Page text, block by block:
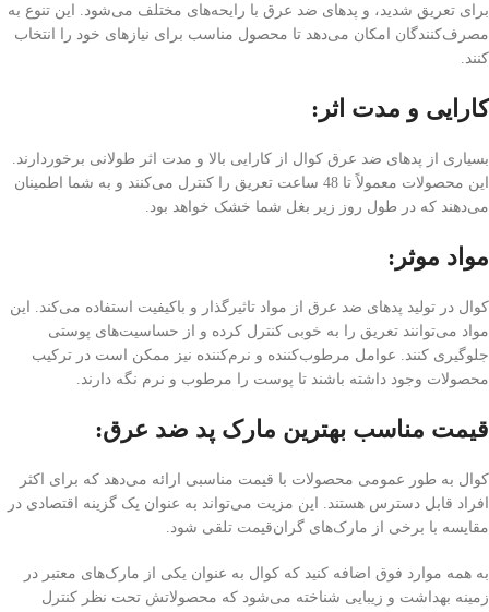
برای تعریق شدید، و پد‌های ضد عرق با رایحه‌های مختلف می‌شود. این تنوع به
مصرف‌کنندگان امکان می‌دهد تا محصول مناسب برای نیازهای خود را انتخاب
کنند.
کارایی و مدت اثر:
بسیاری از پد‌های ضد عرق کوال از کارایی بالا و مدت اثر طولانی برخوردارند.
این محصولات معمولاً تا 48 ساعت تعریق را کنترل می‌کنند و به شما اطمینان
می‌دهند که در طول روز زیر بغل شما خشک خواهد بود.
مواد موثر:
کوال در تولید پد‌های ضد عرق از مواد تاثیرگذار و باکیفیت استفاده می‌کند. این
مواد می‌توانند تعریق را به خوبی کنترل کرده و از حساسیت‌های پوستی
جلوگیری کنند. عوامل مرطوب‌کننده و نرم‌کننده نیز ممکن است در ترکیب
محصولات وجود داشته باشند تا پوست را مرطوب و نرم نگه دارند.
قیمت مناسب بهترین مارک پد ضد عرق:
کوال به طور عمومی محصولات با قیمت مناسبی ارائه می‌دهد که برای اکثر
افراد قابل دسترس هستند. این مزیت می‌تواند به عنوان یک گزینه اقتصادی در
مقایسه با برخی از مارک‌های گران‌قیمت تلقی شود.
به همه موارد فوق اضافه کنید که کوال به عنوان یکی از مارک‌های معتبر در
زمینه بهداشت و زیبایی شناخته می‌شود که محصولاتش تحت نظر کنترل